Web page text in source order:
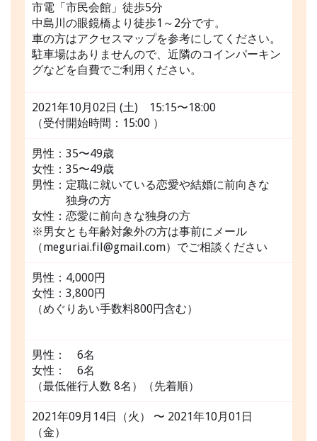
市電「市民会館」徒歩5分
中島川の眼鏡橋より徒歩1～2分です。
車の方はアクセスマップを参考にしてください。
駐車場はありませんので、近隣のコインパーキン
グなどを自費でご利用ください。
2021年10月02日 (土) 15:15〜18:00
（受付開始時間：15:00 ）
男性：35〜49歳
女性：35〜49歳
男性：定職に就いている恋愛や結婚に前向きな
独身の方
女性：恋愛に前向きな独身の方
※男女とも年齢対象外の方は事前にメール
（meguriai.fil@gmail.com）でご相談ください
男性：4,000円
女性：3,800円
（めぐりあい手数料800円含む）
男性： 6名
女性： 6名
（最低催行人数 8名）（先着順）
2021年09月14日（火） 〜 2021年10月01日
（金）